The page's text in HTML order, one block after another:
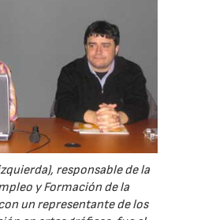
responsable de la
y Formación de la
un representante de los